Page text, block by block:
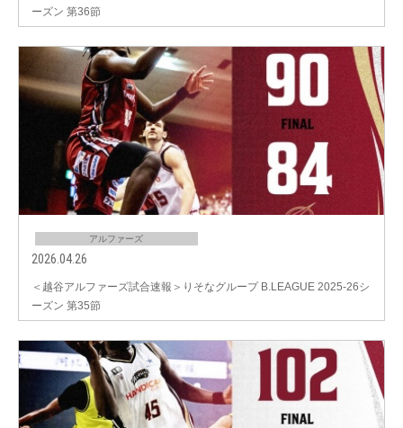
ーズン 第36節
アルファーズ
2026.04.26
＜越谷アルファーズ試合速報＞りそなグループ B.LEAGUE 2025-26シ
ーズン 第35節